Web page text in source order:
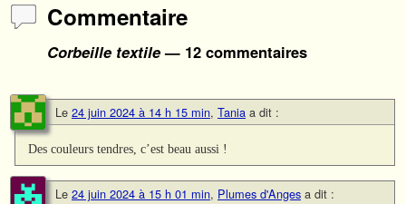
Commentaire
Corbeille textile— 12 commentaires
Le 24 juin 2024 à 14 h 15 min, Tania a dit :
Des couleurs tendres, c’est beau aussi !
Le 24 juin 2024 à 15 h 01 min, Plumes d'Anges a dit :